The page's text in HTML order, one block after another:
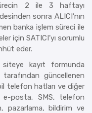
2 ile 3 haftayı
sonra ALICI’nın
banka işlem süreci ile
için SATICI’yı sorumlu
eder.
siteye kayıt formunda
güncellenen
telefon hatları ve diğer
e-posta, SMS, telefon
pazarlama, bildirim ve